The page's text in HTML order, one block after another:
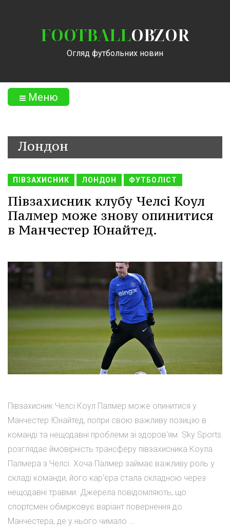
FOOTBALLOBZOR
Огляд футбольних новин
Меню
Лондон
ПІВЗАХИСНИК ЛОНДОН ФУТБОЛІСТ
Півзахисник клубу Челсі Коул
Палмер може знову опинитися
в Манчестер Юнайтед.
Півзахисник Челсі Коул Палмер може опинитися у
Манчестер Юнайтед, попри свою важливу позицію в
команді та нещодавні проблеми зі здоров'ям. Sky Sports
розглядає ймовірність трансферу півзахисника Коула
Палмера з Челсі. Хоча Палмер займає важливу роль у
складі команди, його кар'єра стала складною через
нещодавні травми. Джерела повідомляють, що
спортсмен обмірковує варіант повернення до
Манчестера, де у нього чимало ...